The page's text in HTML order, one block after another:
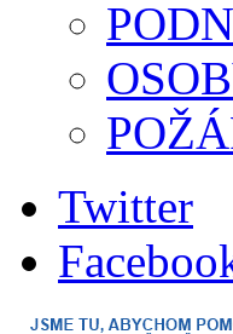
Twitter